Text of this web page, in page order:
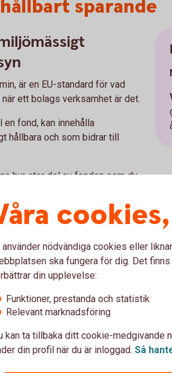
sparande
är en EU-standard för vad
ett bolags verksamhet är det.
fond, kan innehålla
hållbara och som bidrar till
hur stor del av fonden som du
hållbara investeringar.
och socialt
om hållbara
en hållbar investering från ett
fond, kan innehålla
använder nödvändiga cookies eller
ska fungera för dig. Det
din upplevelse:
Funktioner, prestanda och statistik
Relevant marknadsföring
kan ta tillbaka ditt cookie-medgivande
din profil när du är inloggad. Så